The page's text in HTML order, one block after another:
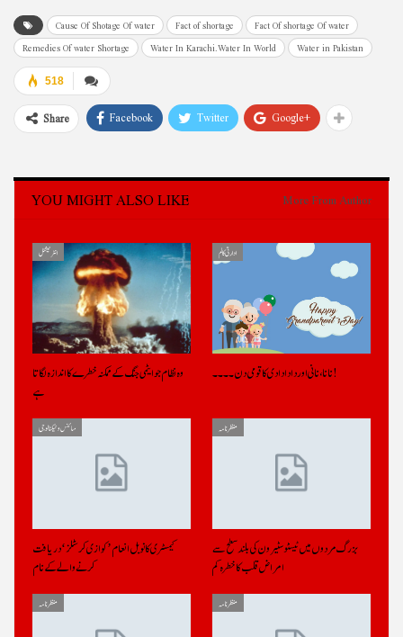
Cause Of Shotage Of water Fact of shortage
Fact Of shortage Of water
Remedies Of water Shortage
Water In Karachi.Water In World Water in Pakistan
518
Share Facebook Twitter Google+
YOU MIGHT ALSO LIKE More From Author
انٹرنیشنل
وہ نظام جو ایٹمی جنگ کے ممکنہ خطرے کا اندازہ لگاتا
ہے
ادارتی کالم
نانا، نانی اور دادا دادی کا قومی دن ۔۔۔۔!
سائنس و ٹیکنالوجی
کیمسٹری کا نوبل انعام ’کوازی کرسٹلز‘ دریافت
کرنے والے کے نام
منظر نامہ
بزرگ مردوں میں ٹیسٹوسٹیرون کی بلند سطح سے
امراض قلب کا خطرہ کم
منظر نامہ منظر نامہ